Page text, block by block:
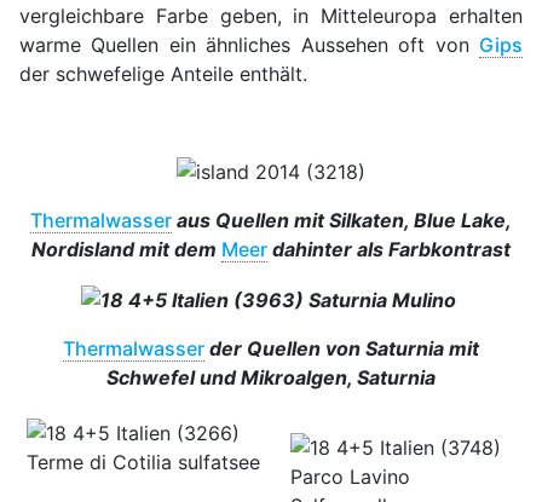
vergleichbare Farbe geben, in Mitteleuropa erhalten
warme Quellen ein ähnliches Aussehen oft von Gips
der schwefelige Anteile enthält.
Thermalwasser aus Quellen mit Silkaten, Blue Lake,
Nordisland mit dem Meer dahinter als Farbkontrast
Thermalwasser der Quellen von Saturnia mit
Schwefel und Mikroalgen, Saturnia